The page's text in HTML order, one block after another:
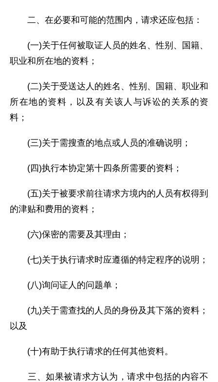
二、在必要和可能的范围内，请求还应包括：
(一)关于任何被取证人员的姓名、性别、国籍、
职业和所在地的资料；
(二)关于受送达人的姓名、性别、国籍、职业和
所在地的资料，以及有关该人与诉讼的关系的资
料；
(三)关于需搜查的地点或人员的准确说明；
(四)执行本协定第十四条所需要的资料；
(五)关于被要求前往请求方境内的人员有权得到
的津贴和费用的资料；
(六)保密的需要及其理由；
(七)关于执行请求时应遵循的特定程序的说明；
(八)询问证人的问题单；
(九)关于需查找的人员的身份及其下落的资料；
以及
(十)有助于执行请求的任何其他资料。
三、如果被请求方认为，请求中包括的内容不